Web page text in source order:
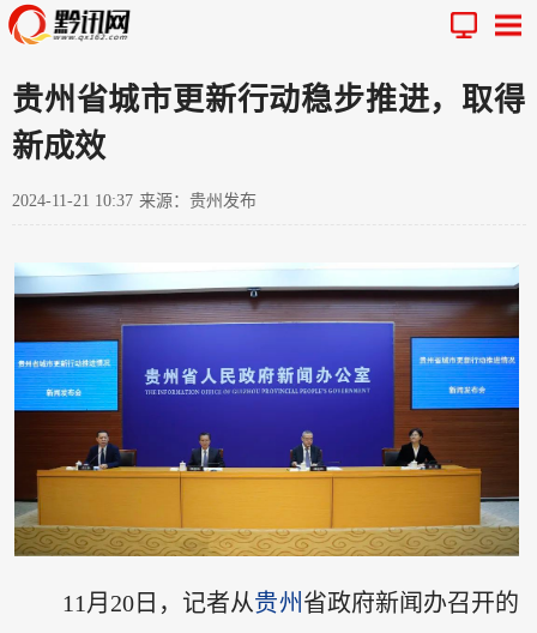
贵州省城市更新行动稳步推进，取得
新成效
2024-11-21 10:37 来源：贵州发布
11月20日，记者从贵州 省政府新闻办召开的